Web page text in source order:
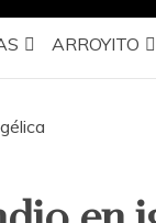
ARROYITO